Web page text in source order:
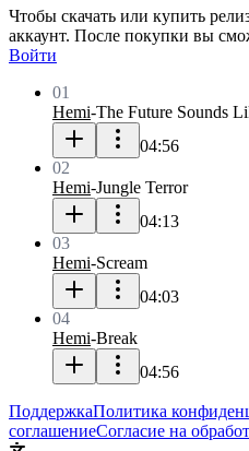
Чтобы скачать или купить
аккаунт. После покупки вы
Войти
01
Hemi-The Future Sounds
04:56
02
Hemi-Jungle Terror
04:13
03
Hemi-Scream
04:03
04
Hemi-Break
04:56
ПоддержкаПолитика
соглашениеСогласие на